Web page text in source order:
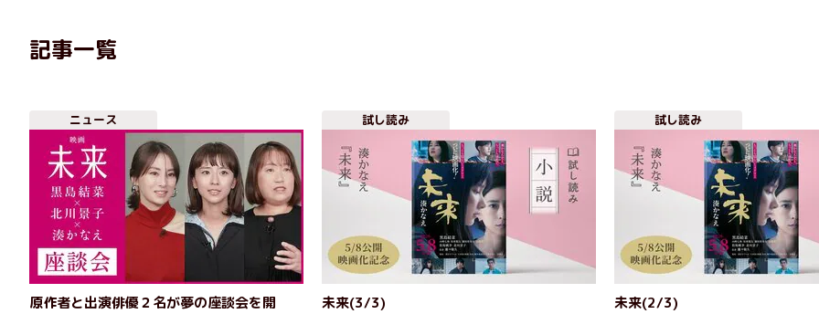
記事一覧
ニュース
原作者と出演俳優２名が夢の座談会を開
試し読み
未来(3/3)
試し読み
未来(2/3)